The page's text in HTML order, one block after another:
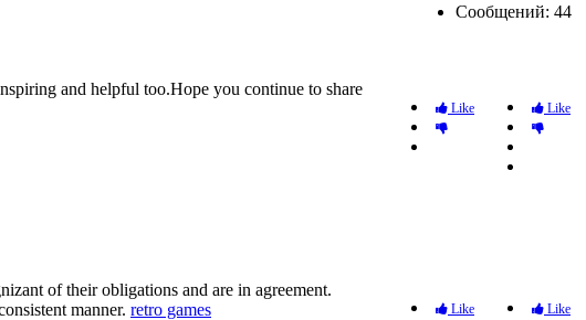
Сообщений: 44
Like
Like
and helpful too.Hope you continue to share
Like
Like
of their obligations and are in agreement.
manner. retro games